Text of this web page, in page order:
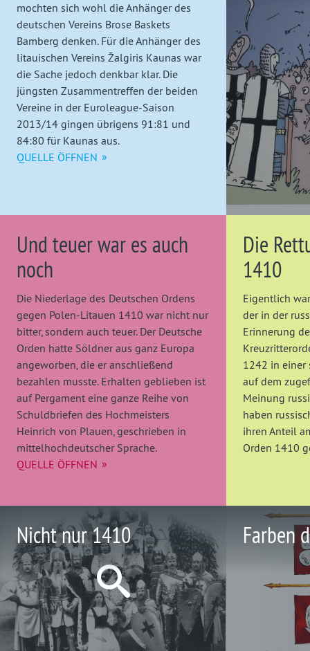
mochten sich wohl die Anhänger des
deutschen Vereins Brose Baskets
Bamberg denken. Für die Anhänger des
litauischen Vereins Žalgiris Kaunas war
die Sache jedoch denkbar klar. Die
jüngsten Zusammentreffen der beiden
Vereine in der Euroleague-Saison
2013/14 gingen übrigens 91:81 und
84:80 für Kaunas aus.
QUELLE ÖFFNEN
Und teuer war es auch
noch
Die Niederlage des Deutschen Ordens
gegen Polen-Litauen 1410 war nicht nur
bitter, sondern auch teuer. Der Deutsche
Orden hatte Söldner aus ganz Europa
angeworben, die er anschließend
bezahlen musste. Erhalten geblieben ist
auf Pergament eine ganze Reihe von
Schuldbriefen des Hochmeisters
Heinrich von Plauen, geschrieben in
mittelhochdeutscher Sprache.
QUELLE ÖFFNEN
Die
1410
Eigentlich
der in der
Erinnerung
1242 in einer
auf dem
Meinung
haben
ihren Anteil
Orden 1410
Nicht nur 1410 Farben